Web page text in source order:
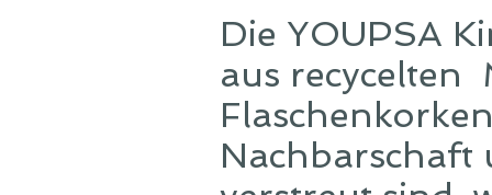
Die YOUPSA
aus recycelten
Nachbarschaft